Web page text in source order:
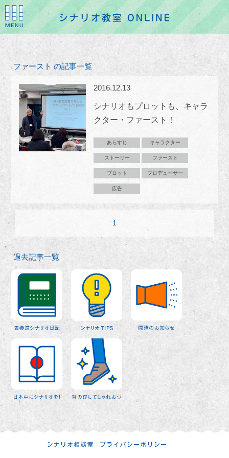
ファースト の記事一覧
2016.12.13
シナリオもプロットも、キャラ
クター・ファースト！
あらすじ キャラクター
ストーリー ファースト
プロット プロデューサー
広告
1
過去記事一覧